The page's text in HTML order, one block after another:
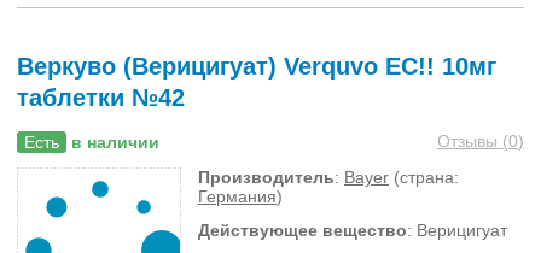
Веркуво (Верицигуат) Verquvo ЕС!! 10мг
таблетки №42
Есть в наличии Отзывы (0)
Производитель: Bayer (страна:
Германия)
Действующее вещество: Верицигуат